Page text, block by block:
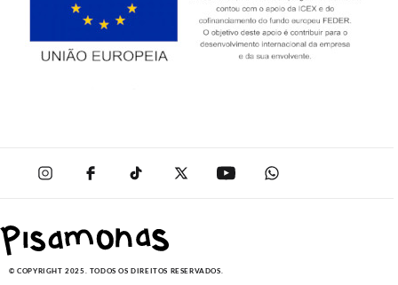
© COPYRIGHT 2025. TODOS OS DIREITOS RESERVADOS.